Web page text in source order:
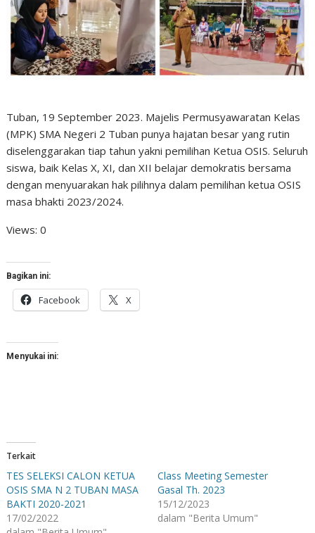
Tuban, 19 September 2023. Majelis Permusyawaratan Kelas
(MPK) SMA Negeri 2 Tuban punya hajatan besar yang rutin
diselenggarakan tiap tahun yakni pemilihan Ketua OSIS. Seluruh
siswa, baik Kelas X, XI, dan XII belajar demokratis bersama
dengan menyuarakan hak pilihnya dalam pemilihan ketua OSIS
masa bhakti 2023/2024.
Views: 0
Bagikan ini:
Facebook X
Menyukai ini:
Terkait
TES SELEKSI CALON KETUA
OSIS SMA N 2 TUBAN MASA
BAKTI 2020-2021
17/02/2022
Class Meeting Semester
Gasal Th. 2023
15/12/2023
dalam "Berita Umum"